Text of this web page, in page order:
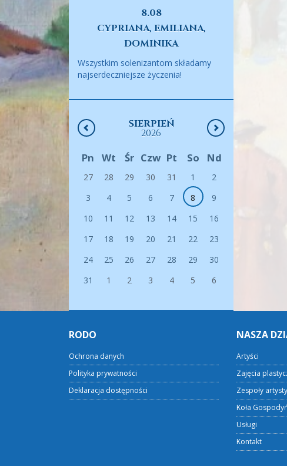
8.08
CYPRIANA, EMILIANA,
DOMINIKA
Wszystkim solenizantom składamy
najserdeczniejsze życzenia!
SIERPIEŃ
2026
Pn Wt Śr Czw Pt So Nd
27 28 29 30 31 1
2
3
4 5 6 7 8
9
10
11 12 13 14 15
16
17
18 19 20 21 22
23
24
25 26 27 28 29
30
31
1 2 3 4 5 6
RODO
Ochrona danych
Polityka prywatności
Deklaracja dostępności
NASZA
Artyści
Zajęcia
Zespoły
Koła
Usługi
Kontakt